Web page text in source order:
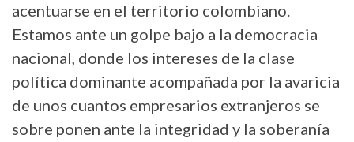
acentuarse en el territorio colombiano.
Estamos ante un golpe bajo a la democracia
nacional, donde los intereses de la clase
política dominante acompañada por la avaricia
de unos cuantos empresarios extranjeros se
sobre ponen ante la integridad y la soberanía